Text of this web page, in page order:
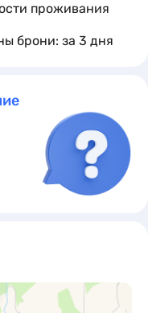
проживания
брони: за 3 дня